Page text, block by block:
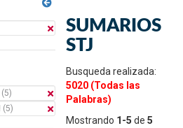
(5)
(5)
SUMARIOS
STJ
Busqueda realizada:
5020 (Todas las
Palabras)
Mostrando 1-5 de 5